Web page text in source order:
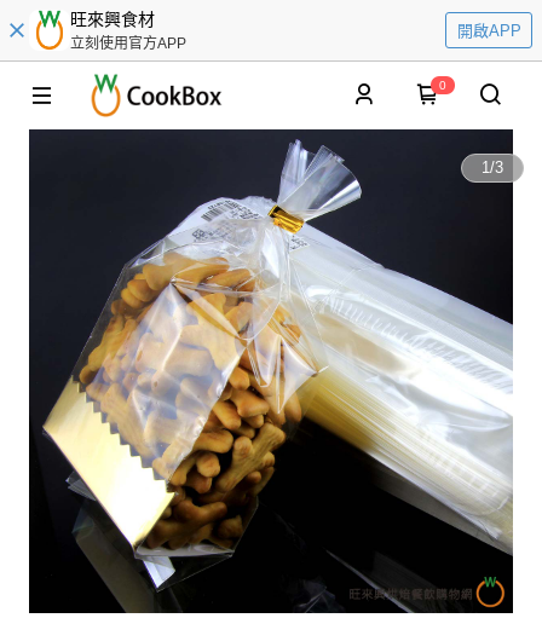
旺來興食材
立刻使用官方APP
開啟APP
0
1/3